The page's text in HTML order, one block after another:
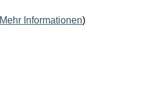
Mehr Informationen)